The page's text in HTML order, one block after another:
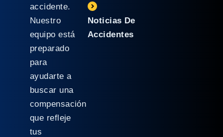
accidente.
Nuestro
equipo está
preparado
para
ayudarte a
buscar una
compensación
que refleje
tus
Noticias De
Accidentes